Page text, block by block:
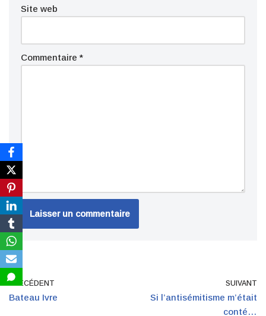
Site web
Commentaire *
PRÉCÉDENT
Bateau Ivre
SUIVANT
Si l’antisémitisme m’était
conté…